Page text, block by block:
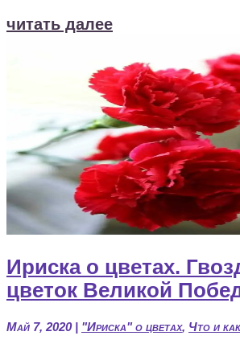
читать далее
Ириска о цветах.
цветок Великой
Май 7, 2020| "Ириска" о цветах, Что и